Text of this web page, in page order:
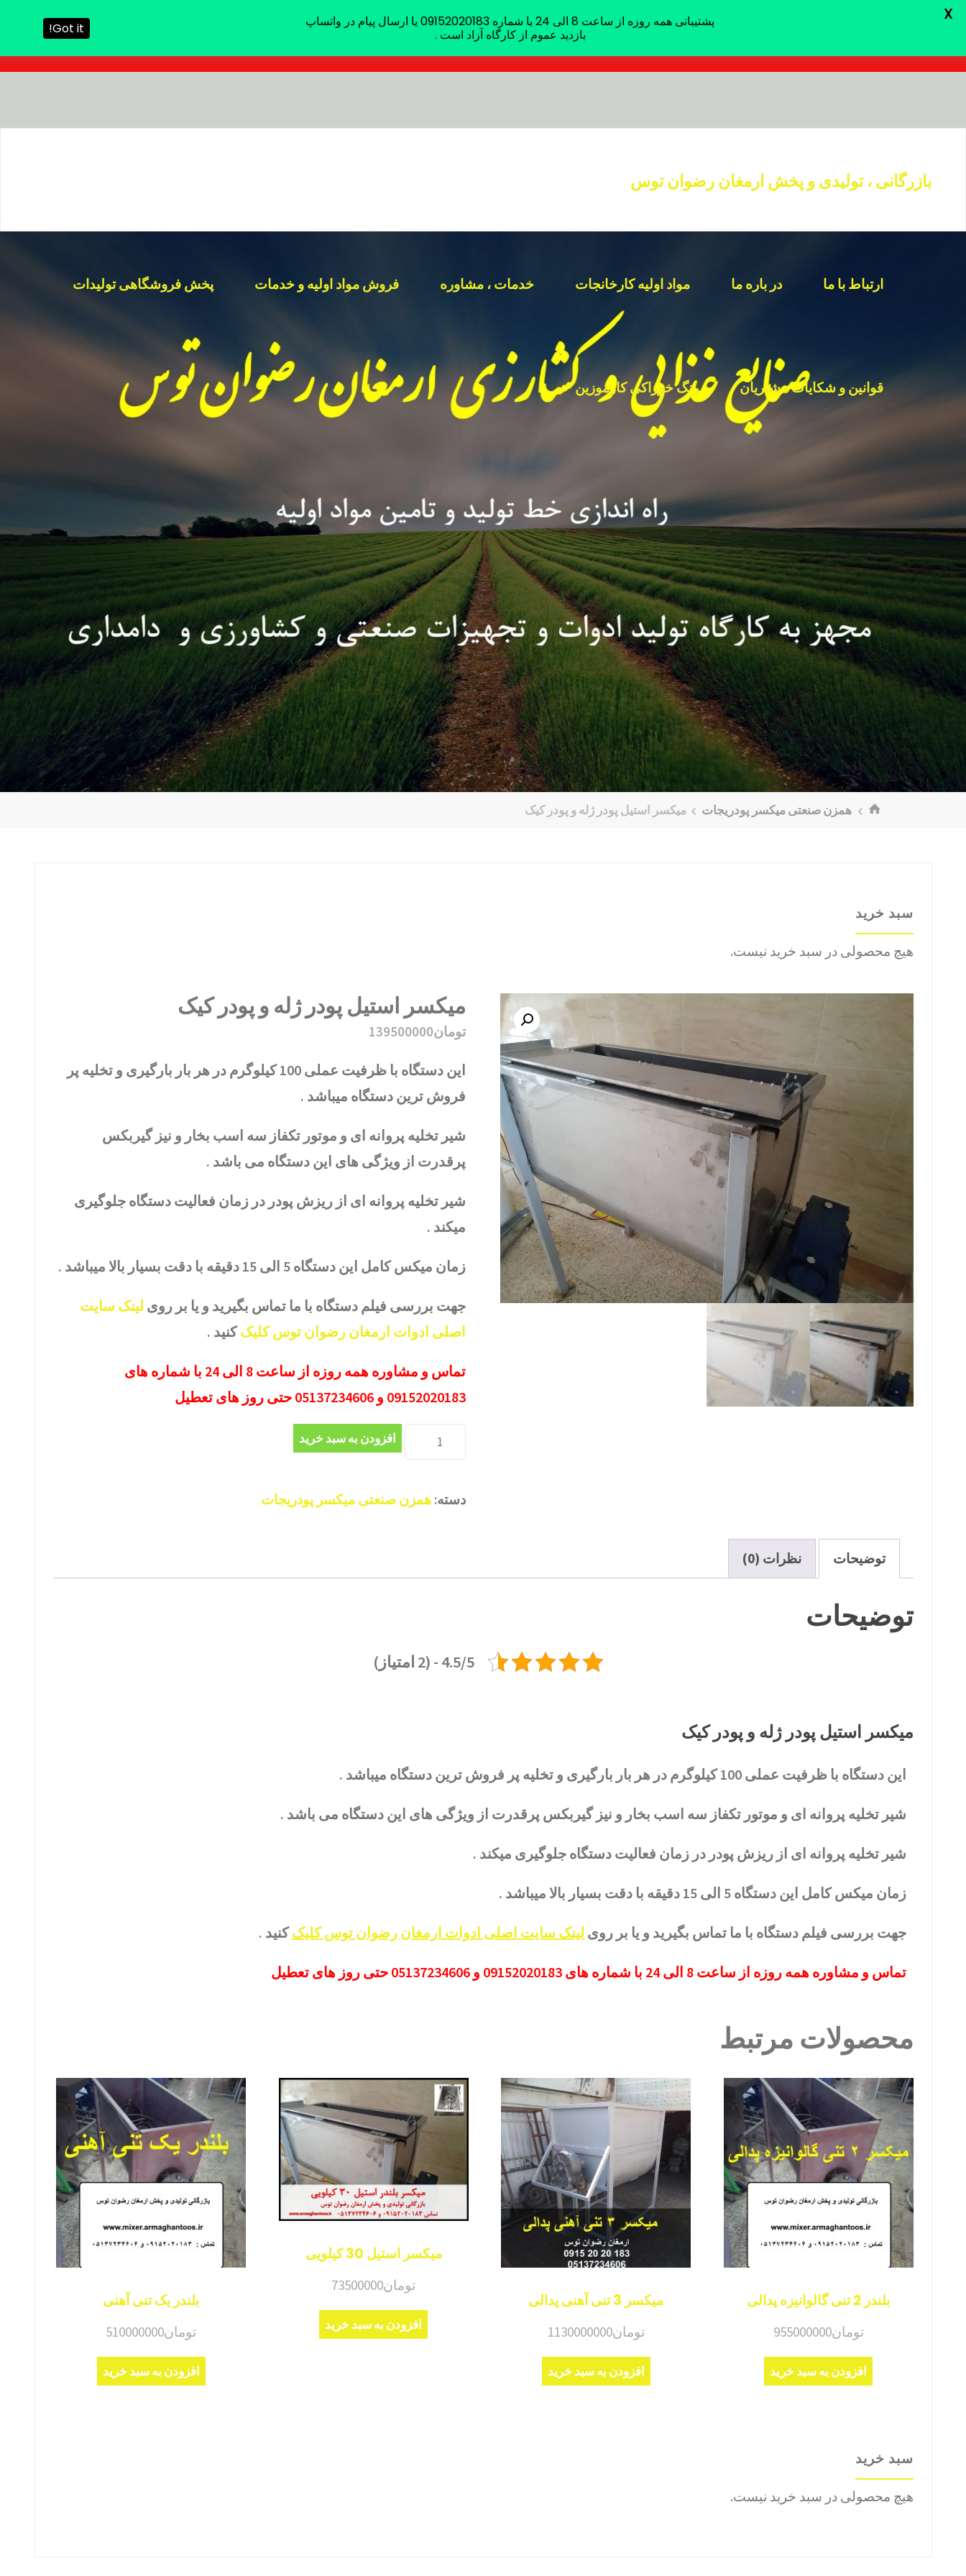
بازرگانی ، تولیدی و پخش ارمغان رضوان توس
ارتباط با ما در باره ما مواد اولیه کارخانجات خدمات ، مشاوره فروش مواد اولیه و خدمات پخش فروشگاهی تولیدات
قوانین و شکایات مشتریان رنگ خوراکی کارموزین
خانههمزن صنعتی میکسر پودریجات میکسر استیل پودر ژله و پودر کیک
سبد خرید
هیچ محصولی در سبد خرید نیست.
میکسر استیل پودر ژله و پودر کیک
تومان139500000
این دستگاه با ظرفیت عملی 100 کیلوگرم در هر بار بارگیری و تخلیه پر
فروش ترین دستگاه میباشد .
شیر تخلیه پروانه ای و موتور تکفاز سه اسب بخار و نیز گیربکس
پرقدرت از ویژگی های این دستگاه می باشد .
شیر تخلیه پروانه ای از ریزش پودر در زمان فعالیت دستگاه جلوگیری
میکند .
زمان میکس کامل این دستگاه 5 الی 15 دقیقه با دقت بسیار بالا میباشد .
جهت بررسی فیلم دستگاه با ما تماس بگیرید و یا بر روی لینک سایت
اصلی ادوات ارمغان رضوان توس کلیککنید .
تماس و مشاوره همه روزه از ساعت 8 الی 24 با شماره های
09152020183 و 05137234606 حتی روز های تعطیل
میکسر
ژله
کیک
افزودن به سبد خرید
دسته: همزن صنعتی میکسر پودریجات
توضیحات نظرات (0)
توضیحات
4.5/5 - (2 امتیاز)
میکسر استیل پودر ژله و پودر کیک
این دستگاه با ظرفیت عملی 100 کیلوگرم در هر بار بارگیری و تخلیه پر فروش ترین دستگاه میباشد .
شیر تخلیه پروانه ای و موتور تکفاز سه اسب بخار و نیز گیربکس پرقدرت از ویژگی های این دستگاه می باشد .
شیر تخلیه پروانه ای از ریزش پودر در زمان فعالیت دستگاه جلوگیری میکند .
زمان میکس کامل این دستگاه 5 الی 15 دقیقه با دقت بسیار بالا میباشد .
جهت بررسی فیلم دستگاه با ما تماس بگیرید و یا بر روی لینک سایت اصلی ادوات ارمغان رضوان توس کلیککنید .
تماس و مشاوره همه روزه از ساعت 8 الی 24 با شماره های 09152020183 و 05137234606 حتی روز های تعطیل
محصولات مرتبط
بلندر 2 تنی گالوانیزه پدالی
تومان955000000
افزودن به سبد خرید
میکسر 3 تنی آهنی پدالی
تومان1130000000
افزودن به سبد خرید
میکسر استیل 30 کیلویی
تومان73500000
افزودن به سبد خرید
بلندر یک تنی آهنی
تومان510000000
افزودن به سبد خرید
سبد خرید
هیچ محصولی در سبد خرید نیست.
پشتیبانی همه روزه از ساعت 8 الی 24 با شماره 09152020183 یا ارسال پیام در واتساپ
بازدید عموم از کارگاه آزاد است .
Got it!
X